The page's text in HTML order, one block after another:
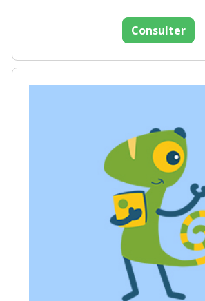
Consulter